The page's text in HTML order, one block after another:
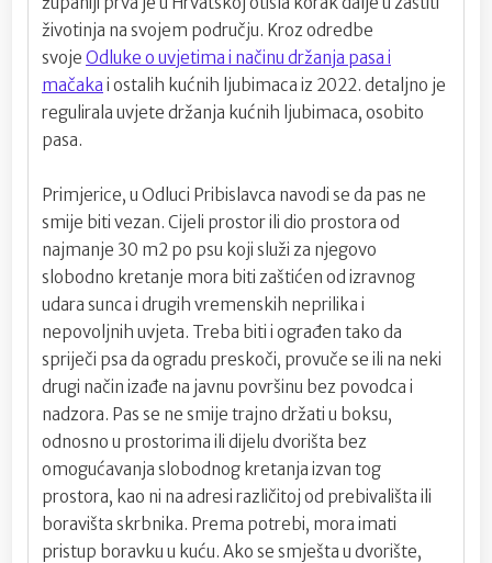
životinja na svojem području. Kroz odredbe
svoje Odluke o uvjetima i načinu držanja pasa i
mačaka i ostalih kućnih ljubimaca iz 2022. detaljno je
regulirala uvjete držanja kućnih ljubimaca, osobito
pasa.
Primjerice, u Odluci Pribislavca navodi se da pas ne
smije biti vezan. Cijeli prostor ili dio prostora od
najmanje 30 m2 po psu koji služi za njegovo
slobodno kretanje mora biti zaštićen od izravnog
udara sunca i drugih vremenskih neprilika i
nepovoljnih uvjeta. Treba biti i ograđen tako da
spriječi psa da ogradu preskoči, provuče se ili na neki
drugi način izađe na javnu površinu bez povodca i
nadzora. Pas se ne smije trajno držati u boksu,
odnosno u prostorima ili dijelu dvorišta bez
omogućavanja slobodnog kretanja izvan tog
prostora, kao ni na adresi različitoj od prebivališta ili
boravišta skrbnika. Prema potrebi, mora imati
pristup boravku u kuću. Ako se smješta u dvorište,